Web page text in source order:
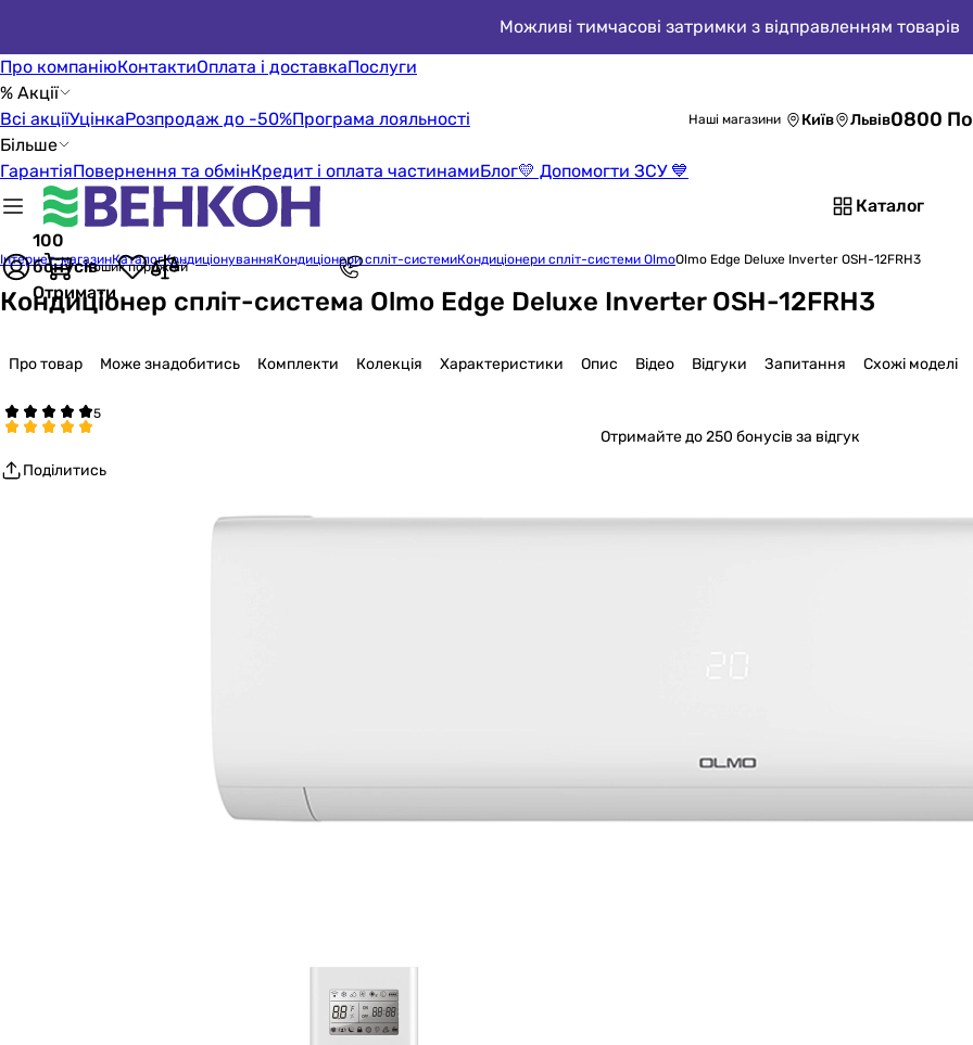
Можливі тимчасові затримки з відправленням товарів
Про компаніюКонтактиОплата і доставкаПослуги
% Акції
Всі акціїУцінкаРозпродаж до -50%Програма лояльності
Більше
ГарантіяПовернення та обмінКредит і оплата частинамиБлог💛 Допомогти ЗСУ 💙
Наші магазини Київ Львів0800
Каталог
100
бонусів
Отримати
Кошик порожній
Інтернет-магазинКаталогКондиціонуванняКондиціонери спліт-системиКондиціонери спліт-системи OlmoOlmo Edge Deluxe Inverter OSH-12FRH3
Кондиціонер спліт-система Olmo Edge Deluxe Inverter OSH-12FRH3
Про товар Може знадобитись Комплекти Колекція Характеристики Опис Відео Відгуки Запитання Схожі моделі
Отримайтедо 250 бонусів за відгук
Поділитись